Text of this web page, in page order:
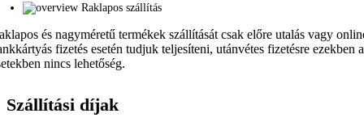
Raklapos szállítás
és nagyméretű termékek szállítását csak előre utalás vagy
fizetés esetén tudjuk teljesíteni, utánvétes fizetésre ezekben
nincs lehetőség.
Szállítási díjak